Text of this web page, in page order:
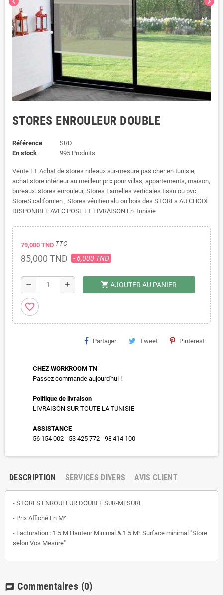
STORES ENROULEUR DOUBLE
Référence
SRD
En stock
995 Produits
Vente ET Achat de stores rideaux sur-mesure pas cher en tunisie,
achat store intérieur au meilleur prix pour villas, appartements, maison,
bureaux. stores enrouleur, Stores Lamelles verticales tissu ou pvc
StoreS californien , Stores vénitien alu ou bois des STOREs AU CHOIX
DISPONIBLE AVEC POSE ET LIVRAISON En Tunisie
79,000 TND TTC
85,000 TND - 6,000 TND
remove add shopping_cart AJOUTER AU PANIER
favorite_border
Partager Tweet Pinterest
CHEZ WORKROOM TN
Passez commande aujourd'hui !
Politique de livraison
LIVRAISON SUR TOUTE LA TUNISIE
ASSISTANCE
56 154 002 - 53 425 772 - 98 414 100
DESCRIPTION SERVICES DIVERS AVIS CLIENT
- STORES ENROULEUR DOUBLE SUR-MESURE
- Prix Affiché En M²
- Facturation : 1.5 M Hauteur Minimal & 1.5 M² Surface minimal "Store
selon Vos Mesure"
chat Commentaires (0)